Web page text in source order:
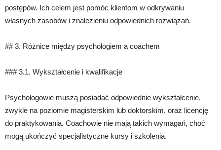
postępów. Ich celem jest pomóc klientom w odkrywaniu
własnych zasobów i znalezieniu odpowiednich rozwiązań.
## 3. Różnice między psychologiem a coachem
### 3.1. Wykształcenie i kwalifikacje
Psychologowie muszą posiadać odpowiednie wykształcenie,
zwykle na poziomie magisterskim lub doktorskim, oraz licencję
do praktykowania. Coachowie nie mają takich wymagań, choć
mogą ukończyć specjalistyczne kursy i szkolenia.